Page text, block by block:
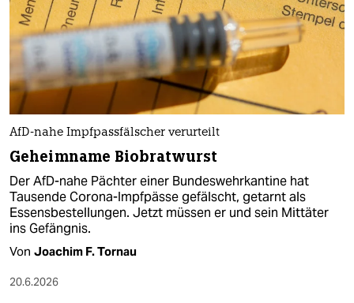
AfD-nahe Impfpassfälscher verurteilt
Geheimname Biobratwurst
Der AfD-nahe Pächter einer Bundeswehrkantine hat
Tausende Corona-Impfpässe gefälscht, getarnt als
Essensbestellungen. Jetzt müssen er und sein Mittäter
ins Gefängnis.
Von Joachim F. Tornau
20.6.2026